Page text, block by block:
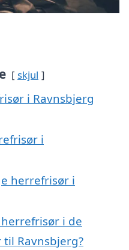
skjul
i Ravnsbjerg
i
herrefrisør i
i de
Ravnsbjerg?